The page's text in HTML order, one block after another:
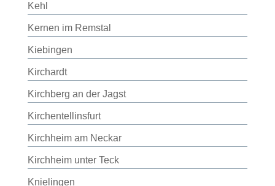
Kehl
Kernen im Remstal
Kiebingen
Kirchardt
Kirchberg an der Jagst
Kirchentellinsfurt
Kirchheim am Neckar
Kirchheim unter Teck
Knielingen